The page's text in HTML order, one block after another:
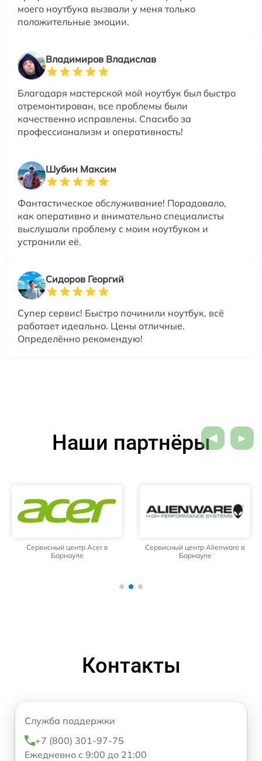
моего ноутбука вызвали у меня только
положительные эмоции.
Владимиров Владислав
Благодаря мастерской мой ноутбук был быстро
отремонтирован, все проблемы были
качественно исправлены. Спасибо за
профессионализм и оперативность!
Шубин Максим
Фантастическое обслуживание! Порадовало,
как оперативно и внимательно специалисты
выслушали проблему с моим ноутбуком и
устранили её.
Сидоров Георгий
Супер сервис! Быстро починили ноутбук, всё
работает идеально. Цены отличные.
Определённо рекомендую!
Наши партнёры
Сервисный центр Acer в
Барнауле
Сервисный центр Alienware в
Барнауле
Контакты
Служба поддержки
+7 (800) 301-97-75
Ежедневно с 9:00 до 21:00